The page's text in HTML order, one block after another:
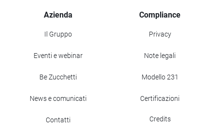
Azienda
Il Gruppo
Eventi e webinar
Be Zucchetti
News e comunicati
Contatti
Compliance
Privacy
Note legali
Modello 231
Certificazioni
Credits